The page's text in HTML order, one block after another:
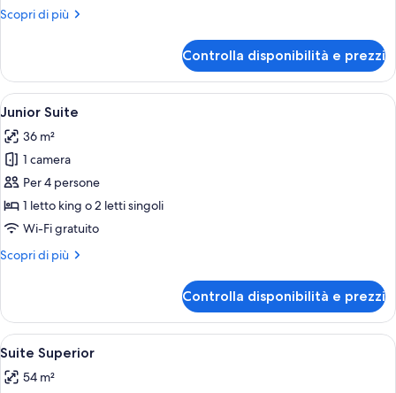
Scopri di più
Altri
Superior,
idromassaggio
Controlla disponibilità e prezzi
Apri
tutte
le
foto
per
Junior
Suite
Una camera d'albergo moderna
16
Junior Suite
36 m²
1 camera
Per 4 persone
1 letto king o 2 letti singoli
Wi-Fi gratuito
Scopri di più
Altri
Suite
Controlla disponibilità e prezzi
Apri
tutte
le
Camera moderna con un letto
8
Suite Superior
54 m²